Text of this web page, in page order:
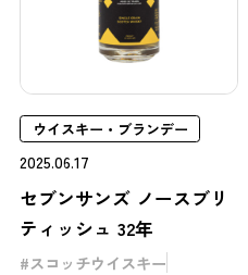
ウイスキー・ブランデー
2025.06.17
セブンサンズ ノースブリ
ティッシュ 32年
スコッチウイスキー